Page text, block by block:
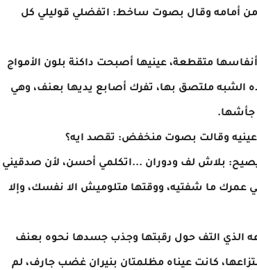
من أمامه وقال بصوت ساخط: اتفضلي قوليلي كل
متقطعة، عينيها أصبحت داكنة بلون الأمواج
الشبه ملتصق بها، تفرك أصابع يديها بعنف، وهي
جأشها.
وقالت بصوت منخفض: تقصد ايه؟
بلاش لف ودوران ...اتكلمي أحسن، لأن صدقيني
عمرك ما شفتيه، ووقتها متلوميش الا نفسك، وإلا
الذي التف حول رقبتها وجذب جسدها نحوه بعنف
كانت عيناه مظلمتان بنيران غضب جارف، لم